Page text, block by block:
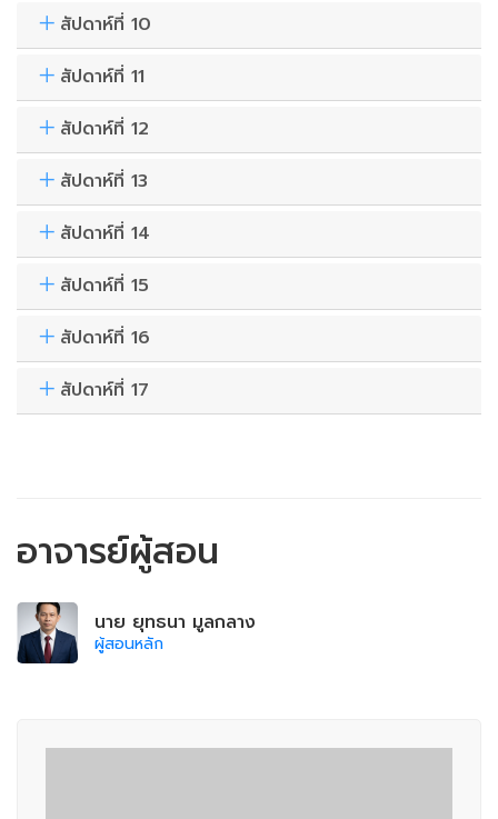
สัปดาห์ที่ 10
สัปดาห์ที่ 11
สัปดาห์ที่ 12
สัปดาห์ที่ 13
สัปดาห์ที่ 14
สัปดาห์ที่ 15
สัปดาห์ที่ 16
สัปดาห์ที่ 17
อาจารย์ผู้สอน
นาย ยุทธนา มูลกลาง
ผู้สอนหลัก